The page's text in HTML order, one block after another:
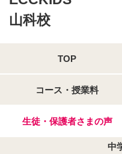
山科校
TOP
コース・授業料
生徒・保護者さまの声
中